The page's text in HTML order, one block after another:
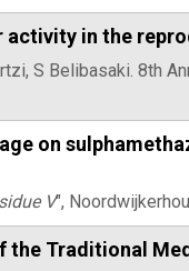
in the
S Belibasaki. 8th
on
V",
the Traditional